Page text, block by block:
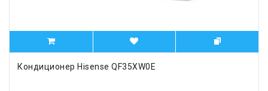
Кондиционер Hisense QF35XW0E